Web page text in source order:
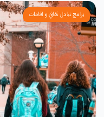
برامج تبادل ثقافي و اقامات